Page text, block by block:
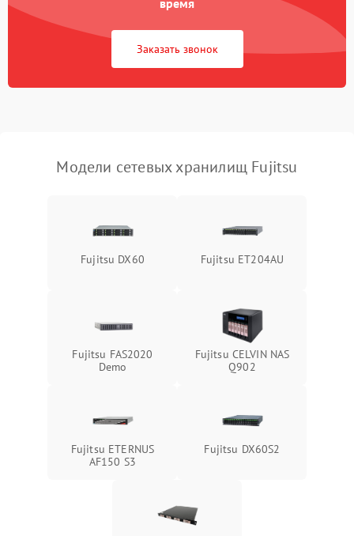
время
Заказать звонок
Модели сетевых хранилищ Fujitsu
Fujitsu DX60 Fujitsu ET204AU
Fujitsu FAS2020
Demo
Fujitsu CELVIN NAS
Q902
Fujitsu ETERNUS
AF150 S3
Fujitsu DX60S2